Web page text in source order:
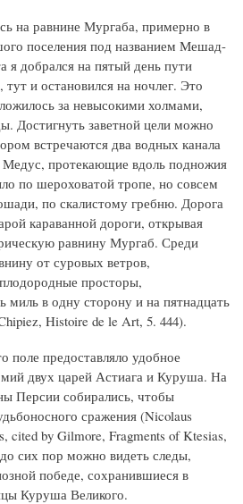
на равнине Мургаба, примерно в
поселения под названием Мешад-
я добрался на пятый день пути
и остановился на ночлег. Это
за невысокими холмами,
Достигнуть заветной цели можно
встречаются два водных канала
протекающие вдоль подножия
по шероховатой тропе, но совсем
по скалистому гребню. Дорога
караванной дороги, открывая
равнину Мургаб. Среди
от суровых ветров,
просторы,
миль в одну сторону и на пятнадцать
Histoire de le Art, 5. 444).
поле предоставляло удобное
двух царей Астиага и Куруша. На
Персии собирались, чтобы
сражения (Nicolaus
cited by Gilmore, Fragments of Ktesias,
сих пор можно видеть следы,
победе, сохранившиеся в
Куруша Великого.